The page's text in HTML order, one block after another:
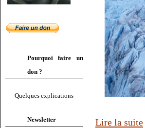
Pourquoi faire un
don ?
Quelques explications
Newsletter Lire la suite